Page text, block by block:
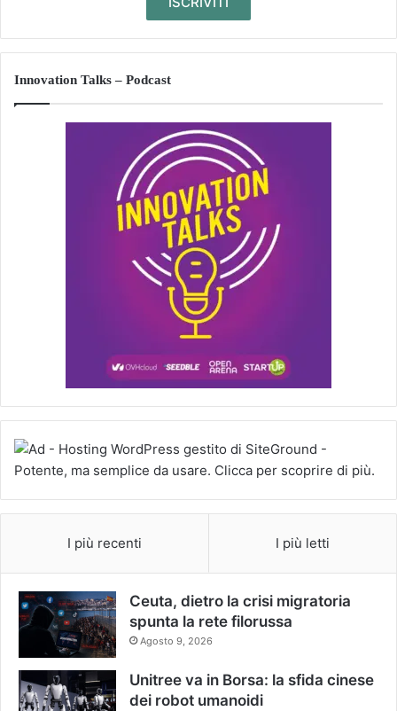
Innovation Talks – Podcast
I più recenti I più letti
Ceuta, dietro la crisi migratoria
spunta la rete filorussa
Agosto 9, 2026
Unitree va in Borsa: la sfida cinese
dei robot umanoidi